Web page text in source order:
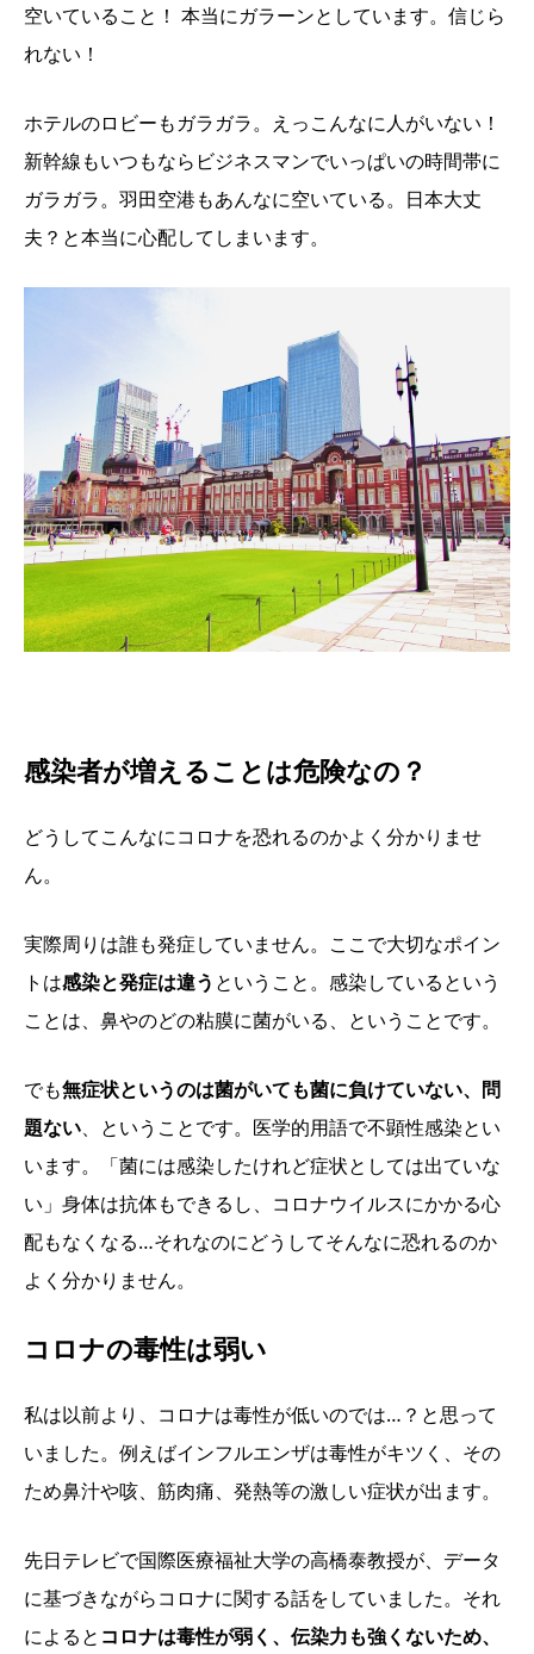
空いていること！ 本当にガラーンとしています。信じら
れない！
ホテルのロビーもガラガラ。えっこんなに人がいない！
新幹線もいつもならビジネスマンでいっぱいの時間帯に
ガラガラ。羽田空港もあんなに空いている。日本大丈
夫？と本当に心配してしまいます。
感染者が増えることは危険なの？
どうしてこんなにコロナを恐れるのかよく分かりませ
ん。
実際周りは誰も発症していません。ここで大切なポイン
トは感染と発症は違う ということ。感染しているという
ことは、鼻やのどの粘膜に菌がいる、ということです。
でも無症状というのは菌がいても菌に負けていない、問
題ない、ということです。医学的用語で不顕性感染とい
います。「菌には感染したけれど症状としては出ていな
い」身体は抗体もできるし、コロナウイルスにかかる心
配もなくなる…それなのにどうしてそんなに恐れるのか
よく分かりません。
コロナの毒性は弱い
私は以前より、コロナは毒性が低いのでは…？と思って
いました。例えばインフルエンザは毒性がキツく、その
ため鼻汁や咳、筋肉痛、発熱等の激しい症状が出ます。
先日テレビで国際医療福祉大学の高橋泰教授が、データ
に基づきながらコロナに関する話をしていました。それ
によると コロナは毒性が弱く、伝染力も強くないため、